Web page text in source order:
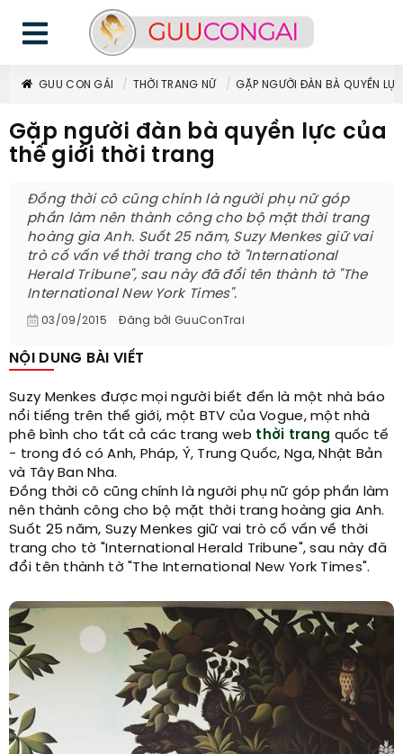
GUU CON GÁI THỜI TRANG NỮ GẶP NGƯỜI ĐÀN BÀ QUYỀN
Gặp người đàn bà quyền lực của
thế giới thời trang
Đồng thời cô cũng chính là người phụ nữ góp
phần làm nên thành công cho bộ mặt thời trang
hoàng gia Anh. Suốt 25 năm, Suzy Menkes giữ vai
trò cố vấn về thời trang cho tờ "International
Herald Tribune", sau này đã đổi tên thành tờ "The
International New York Times".
03/09/2015 Đăng bởi GuuConTrai
NỘI DUNG BÀI VIẾT
Suzy Menkes được mọi người biết đến là một nhà báo
nổi tiếng trên thế giới, một BTV của Vogue, một nhà
phê bình cho tất cả các trang web thời trang quốc tế
- trong đó có Anh, Pháp, Ý, Trung Quốc, Nga, Nhật Bản
và Tây Ban Nha.
Đồng thời cô cũng chính là người phụ nữ góp phần làm
nên thành công cho bộ mặt thời trang hoàng gia Anh.
Suốt 25 năm, Suzy Menkes giữ vai trò cố vấn về thời
trang cho tờ "International Herald Tribune", sau này đã
đổi tên thành tờ "The International New York Times".